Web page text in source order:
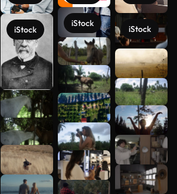
iStock
iStock
iStock
Voir plus